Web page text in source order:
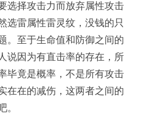
选择攻击力而放弃属性攻击
选雷属性雷灵纹，没钱的只
。至于生命值和防御之间的
说因为有直击率的存在，所
毕竟是概率，不是所有攻击
在在的减伤，这两者之间的
。